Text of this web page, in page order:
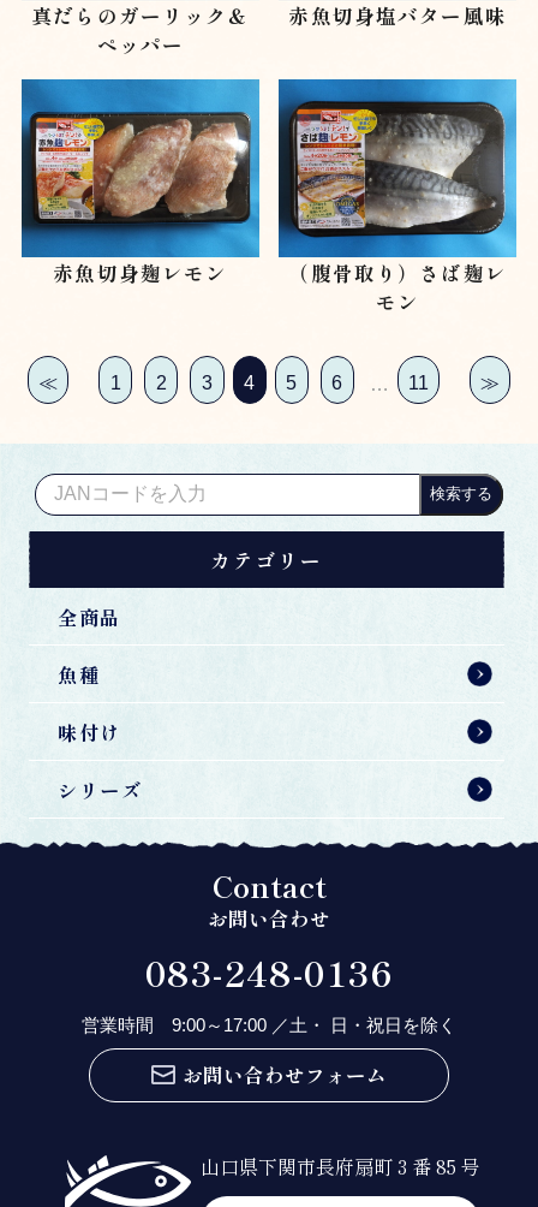
検索する
カテゴリー
全商品
魚種
味付け
シリーズ
真だらのガーリック＆
ペッパー
赤魚切身塩バター風味
赤魚切身麹レモン
（腹骨取り）さば麹レ
モン
≪ 1 2 3 4 5 6 … 11 ≫
山口県下関市長府扇町 3 番 85 号
Contact
お問い合わせ
083-248-0136
営業時間 9:00～17:00 ／土・ 日・祝日を除く
お問い合わせフォーム